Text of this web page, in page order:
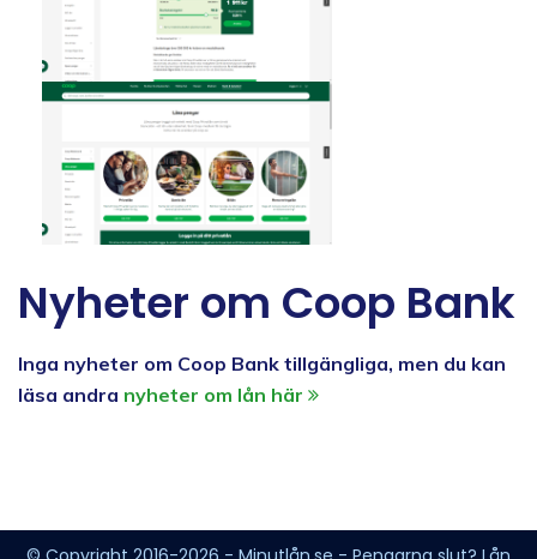
Nyheter om Coop Bank
Inga nyheter om Coop Bank tillgängliga, men du kan
läsa andra nyheter om lån här